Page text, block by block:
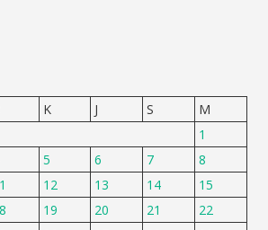
K J S
M
1
5 6 7
8
12 13 14
15
19 20 21
22